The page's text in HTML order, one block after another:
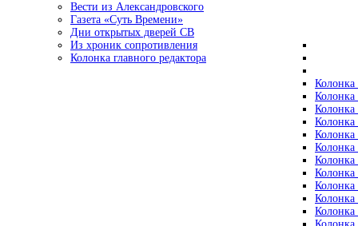
Вести из Александровского
Газета «Суть Времени»
Дни открытых дверей СВ
Из хроник сопротивления
Колонка главного редактора
Колонка
Колонка
Колонка
Колонка
Колонка
Колонка
Колонка
Колонка
Колонка
Колонка
Колонка